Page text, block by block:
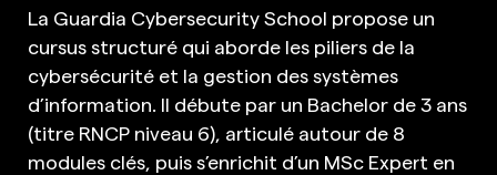
La Guardia Cybersecurity School propose un
cursus structuré qui aborde les piliers de la
cybersécurité et la gestion des systèmes
d’information. Il débute par un Bachelor de 3 ans
(titre RNCP niveau 6), articulé autour de 8
modules clés, puis s’enrichit d’un MSc Expert en